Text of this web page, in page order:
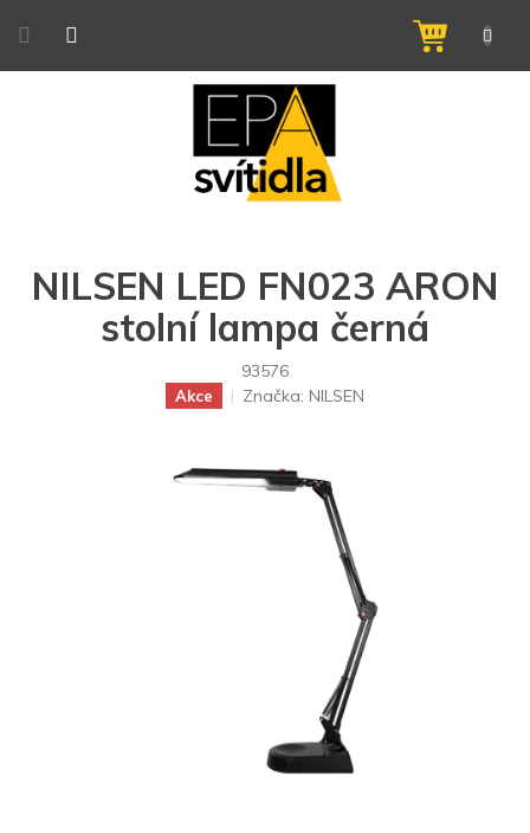
NÁKUPNÍ
KOŠÍK
NILSEN LED FN023 ARON
stolní lampa černá
93576
Akce Značka: NILSEN